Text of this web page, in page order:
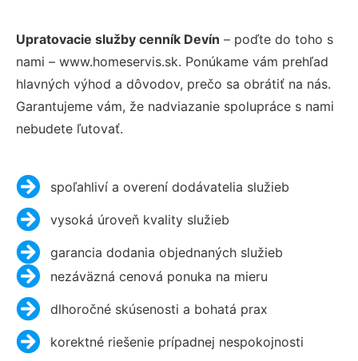
Upratovacie služby cenník Devín – poďte do toho s
nami – www.homeservis.sk. Ponúkame vám prehľad
hlavných výhod a dôvodov, prečo sa obrátiť na nás.
Garantujeme vám, že nadviazanie spolupráce s nami
nebudete ľutovať.
spoľahliví a overení dodávatelia služieb
vysoká úroveň kvality služieb
garancia dodania objednaných služieb
nezáväzná cenová ponuka na mieru
dlhoročné skúsenosti a bohatá prax
korektné riešenie prípadnej nespokojnosti